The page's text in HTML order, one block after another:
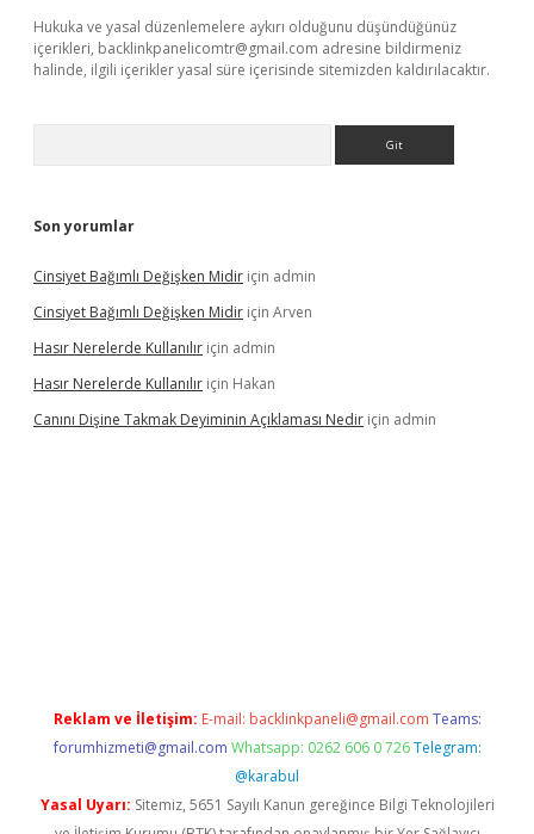
Hukuka ve yasal düzenlemelere aykırı olduğunu düşündüğünüz
içerikleri, backlinkpanelicomtr@gmail.com adresine bildirmeniz
halinde, ilgili içerikler yasal süre içerisinde sitemizden kaldırılacaktır.
Son yorumlar
Cinsiyet Bağımlı Değişken Midir için admin
Cinsiyet Bağımlı Değişken Midir için Arven
Hasır Nerelerde Kullanılır için admin
Hasır Nerelerde Kullanılır için Hakan
Canını Dişine Takmak Deyiminin Açıklaması Nedir için admin
Reklam ve İletişim: E-mail: backlinkpaneli@gmail.com Teams:
forumhizmeti@gmail.com Whatsapp: 0262 606 0 726 Telegram:
@karabul
Yasal Uyarı: Sitemiz, 5651 Sayılı Kanun gereğince Bilgi Teknolojileri